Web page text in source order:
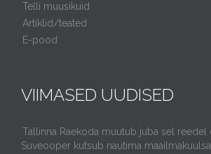
Telli muusikuid
Artiklid/teated
E-pood
VIIMASED UUDISED
Tallinna Raekoda muutub juba sel reedel
Suveooper kutsub nautima